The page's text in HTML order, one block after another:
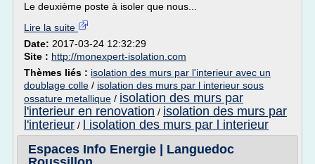
Le deuxième poste à isoler que nous...
Lire la suite
Date: 2017-03-24 12:32:29
Site : http://monexpert-isolation.com
Thèmes liés : isolation des murs par l'interieur avec un
doublage colle / isolation des murs par l interieur sous
ossature metallique / isolation des murs par
l'interieur en renovation / isolation des murs par
l'interieur /
l isolation des murs par l interieur
Espaces Info Energie | Languedoc